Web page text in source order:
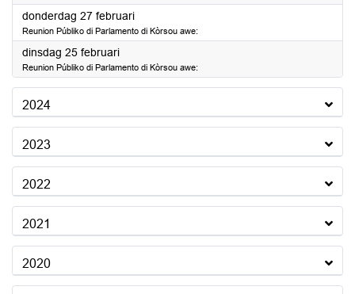
donderdag 27 februari2025
Reunion Públiko di Parlamento di Kòrsou awe:
dinsdag 25 februari2025
Reunion Públiko di Parlamento di Kòrsou awe:
2024
2023
2022
2021
2020